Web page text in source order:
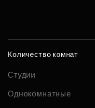
Количество комнат
Студии
Однокомнатные